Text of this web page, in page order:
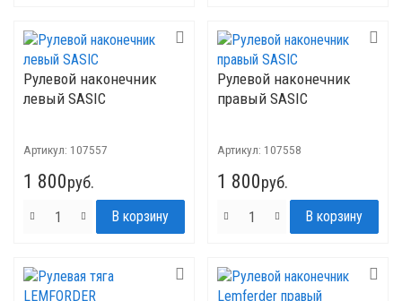
Рулевой наконечник
левый SASIC
Артикул: 107557
1 800руб.
Рулевой наконечник
правый SASIC
Артикул: 107558
1 800руб.